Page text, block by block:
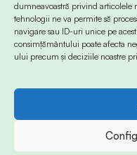
dumneavoastră privind articolele
tehnologii ne va permite să
navigare sau ID-uri unice pe
consimțământului poate afecta
ului precum și deciziile noastre
© 2024